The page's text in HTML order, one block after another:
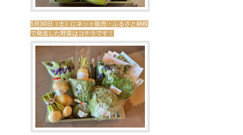
5月30日（土）にネット販売・ふるさと納税
で発送した野菜はコチラです！